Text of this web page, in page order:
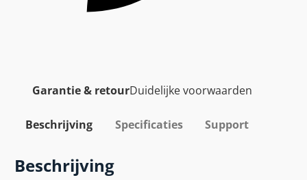
Garantie & retourDuidelijke voorwaarden
Beschrijving Specificaties Support
Beschrijving